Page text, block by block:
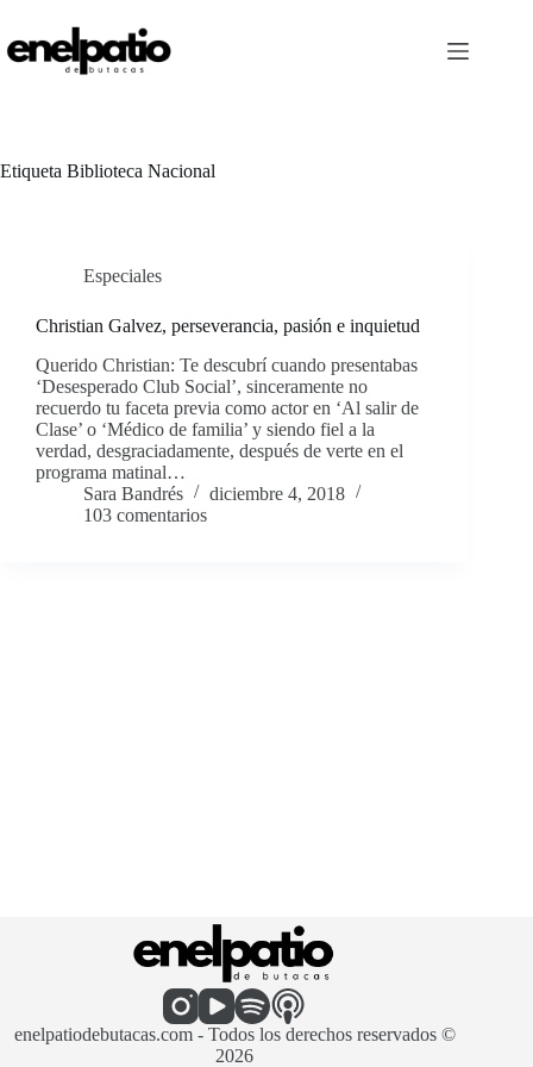
contenido
Etiqueta Biblioteca Nacional
Especiales
Christian Galvez, perseverancia, pasión e inquietud
Querido Christian: Te descubrí cuando presentabas
‘Desesperado Club Social’, sinceramente no
recuerdo tu faceta previa como actor en ‘Al salir de
Clase’ o ‘Médico de familia’ y siendo fiel a la
verdad, desgraciadamente, después de verte en el
programa matinal…
Sara Bandrés
diciembre 4, 2018
103 comentarios
enelpatiodebutacas.com - Todos los derechos reservados ©
2026